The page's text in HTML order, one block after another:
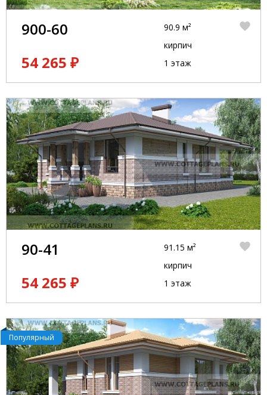
900-60
54 265 ₽
90.9 м²
кирпич
1 этаж
90-41
54 265 ₽
91.15 м²
кирпич
1 этаж
Популярный